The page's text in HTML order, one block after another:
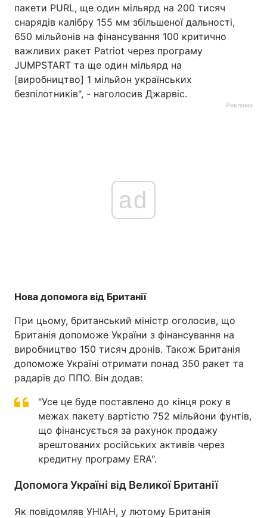
пакети PURL, ще один мільярд на 200 тисяч
снарядів калібру 155 мм збільшеної дальності,
650 мільйонів на фінансування 100 критично
важливих ракет Patriot через програму
JUMPSTART та ще один мільярд на
[виробництво] 1 мільйон українських
безпілотників", - наголосив Джарвіс.
Реклама
ad
Нова допомога від Британії
При цьому, британський міністр оголосив, що
Британія допоможе України з фінансування на
виробництво 150 тисяч дронів. Також Британія
допоможе Україні отримати понад 350 ракет та
радарів до ППО. Він додав:
"Усе це буде поставлено до кінця року в
межах пакету вартістю 752 мільйони фунтів,
що фінансується за рахунок продажу
арештованих російських активів через
кредитну програму ERA".
Допомога Україні від Великої Британії
Як повідомляв УНІАН, у лютому Британія